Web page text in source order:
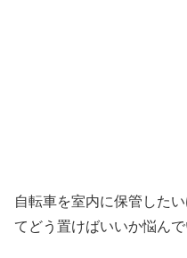
自転車を室内に保管した
てどう置けばいいか悩ん